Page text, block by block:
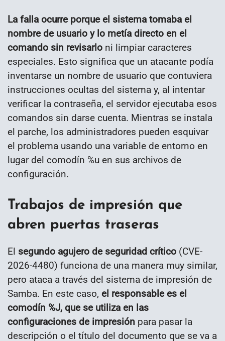
La falla ocurre porque el sistema tomaba el
nombre de usuario y lo metía directo en el
comando sin revisarlo ni limpiar caracteres
especiales. Esto significa que un atacante podía
inventarse un nombre de usuario que contuviera
instrucciones ocultas del sistema y, al intentar
verificar la contraseña, el servidor ejecutaba esos
comandos sin darse cuenta. Mientras se instala
el parche, los administradores pueden esquivar
el problema usando una variable de entorno en
lugar del comodín %u en sus archivos de
configuración.
Trabajos de impresión que
abren puertas traseras
El segundo agujero de seguridad crítico (CVE-
2026-4480) funciona de una manera muy similar,
pero ataca a través del sistema de impresión de
Samba. En este caso, el responsable es el
comodín %J, que se utiliza en las
configuraciones de impresión para pasar la
descripción o el título del documento que se va a